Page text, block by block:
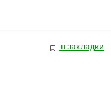
в закладки